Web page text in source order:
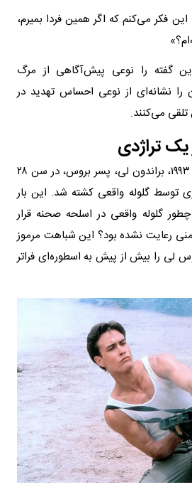
فکر می‌کنم که اگر همین فردا بمیرم،
گفته را نوعی پیش‌آگاهی از مرگ
را نشانه‌ای از نوعی احساس تهدید در
می‌کنند.
یک تراژدی
همانطور که گفتیم در سال ۱۹۹۳، براندون لی، پسر بروس، در سن ۲۸
توسط گلوله واقعی کشته شد. این بار
گلوله واقعی در اسلحه صحنه قرار
رعایت نشده بود؟ این شباهت مرموز
لی را بیش از پیش به اسطوره‌ای فراتر